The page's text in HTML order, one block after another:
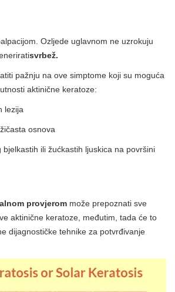
Ozljede uglavnom ne uzrokuju
svrbež.
pažnju na ove simptome koji su moguća
aktinične keratoze:
lezija
osnova
bjelkastih ili žućkastih ljuskica na površini
provjerom može prepoznati sve
aktinične keratoze, međutim, tada će to
dijagnostičke tehnike za potvrđivanje